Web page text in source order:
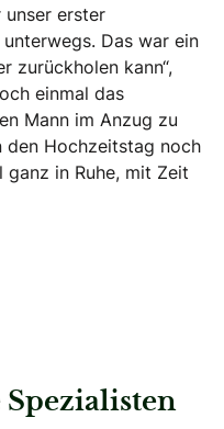
unser erster
Das war ein
zurückholen kann“,
einmal das
Mann im Anzug zu
den Hochzeitstag noch
ganz in Ruhe, mit Zeit